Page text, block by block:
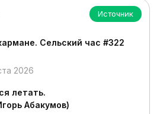
Источник
Сельский час #322
2026
летать.
Абакумов)